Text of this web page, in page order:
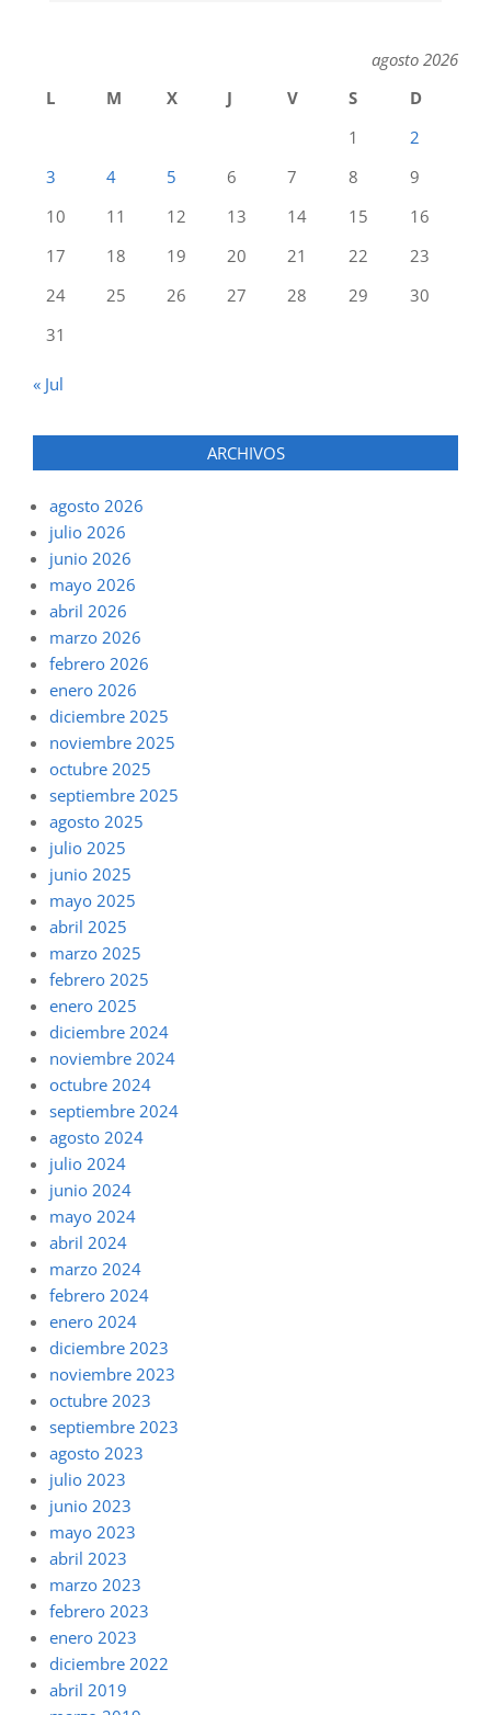
agosto 2026
L
M X J V S
D
1
2
3
4 5 6 7 8
9
10
11 12 13 14 15
16
17
18 19 20 21 22
23
24
25 26 27 28 29
30
31
« Jul
ARCHIVOS
agosto 2026
julio 2026
junio 2026
mayo 2026
abril 2026
marzo 2026
febrero 2026
enero 2026
diciembre 2025
noviembre 2025
octubre 2025
septiembre 2025
agosto 2025
julio 2025
junio 2025
mayo 2025
abril 2025
marzo 2025
febrero 2025
enero 2025
diciembre 2024
noviembre 2024
octubre 2024
septiembre 2024
agosto 2024
julio 2024
junio 2024
mayo 2024
abril 2024
marzo 2024
febrero 2024
enero 2024
diciembre 2023
noviembre 2023
octubre 2023
septiembre 2023
agosto 2023
julio 2023
junio 2023
mayo 2023
abril 2023
marzo 2023
febrero 2023
enero 2023
diciembre 2022
abril 2019